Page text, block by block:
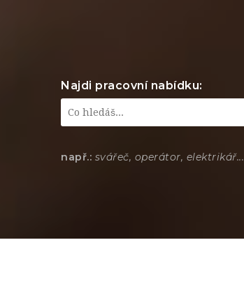
Najdi pracovní nabídku:
např.: svářeč, operátor, elektrikář...